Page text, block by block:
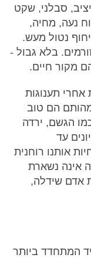
סבלני, שקט
נעה, מחיה,
נטול מעש.
בלא גבול -
מקור חיים.
תענוגות
הם טוב
הגשם, ירדה
עד
אותנו רוחנית
אינה נשארת
אדם שידלה,
המתחדד ביותר